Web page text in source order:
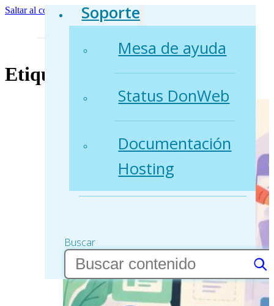
Saltar al contenido principalSaltar al pie de página
Soporte
Mesa de ayuda
Status DonWeb
Documentación
Hosting
Buscar
Etiqueta: core